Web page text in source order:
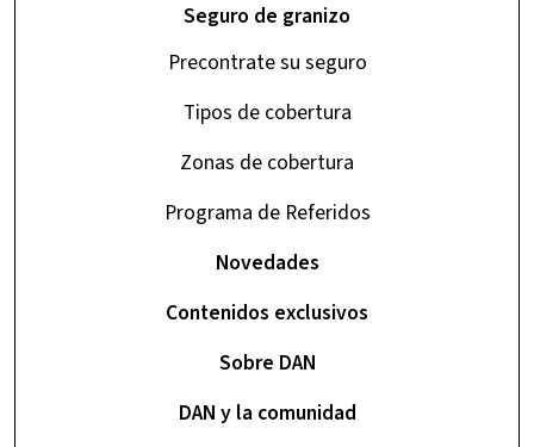
Seguro de granizo
Precontrate su seguro
Tipos de cobertura
Zonas de cobertura
Programa de Referidos
Novedades
Contenidos exclusivos
Sobre DAN
DAN y la comunidad